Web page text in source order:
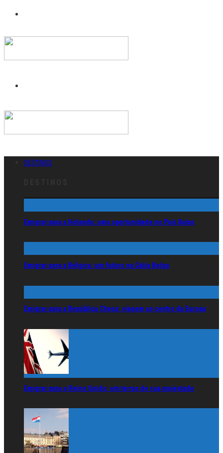
DESTINOS
Emigrar para a Holanda: uma oportunidade no País Baixo
Emigrar para a Bélgica: um futuro na Gália Belga
Emigrar para a República Checa: viagem ao centro da Europa
Emigrar para o Reino Unido: em terras de sua majestade